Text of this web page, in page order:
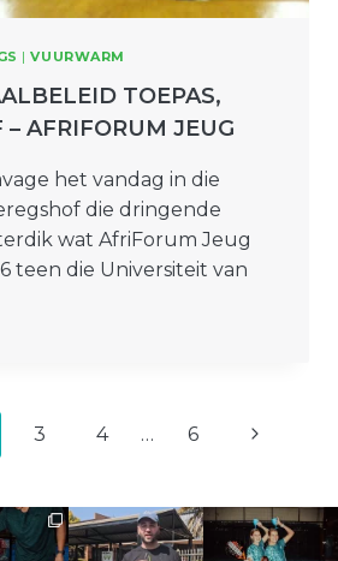
|VUURWARM
TOEPAS,
– AFRIFORUM JEUG
het vandag in die
die dringende
wat AfriForum Jeug
teen die Universiteit van
3 4 … 6
Next